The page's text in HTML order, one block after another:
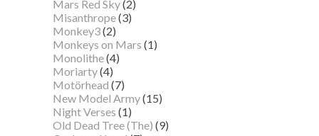
Mars Red Sky(2)
Misanthrope(3)
Monkey3(2)
Monkeys on Mars (1)
Monolithe(4)
Moriarty(4)
Motörhead (7)
New Model Army(15)
Night Verses (1)
Old Dead Tree (The) (9)